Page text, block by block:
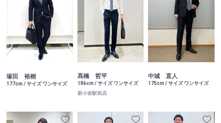
塚田 裕樹
177cm / サイズ ワンサイズ
髙橋 哲平
186cm / サイズ ワンサイズ
新小岩駅前店
中城 直人
175cm / サイズ ワンサイズ